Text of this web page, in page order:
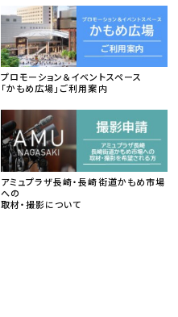
プロモーション＆イベントスペース
「かもめ広場」ご利用案内
アミュプラザ長崎・長崎街道かもめ市場
への
取材・撮影について